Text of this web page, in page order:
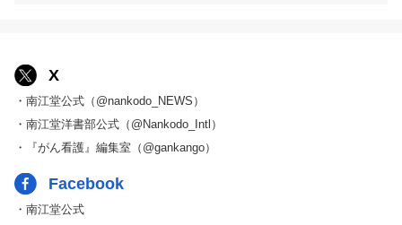
X
・南江堂公式（@nankodo_NEWS）
・南江堂洋書部公式（@Nankodo_Intl）
・『がん看護』編集室（@gankango）
Facebook
・南江堂公式